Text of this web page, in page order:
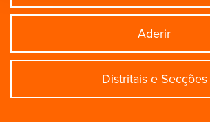
Aderir
Distritais e Secções